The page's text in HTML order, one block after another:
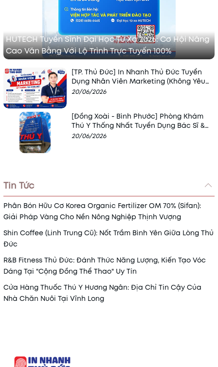
HUTECH Tuyển Sinh Đại Học Từ Xa 2026: Cơ Hội Nâng
Cao Văn Bằng Với Lộ Trình Trực Tuyến 100%
[TP. Thủ Đức] In Nhanh Thủ Đức Tuyển
Dụng Nhân Viên Marketing (Không Yêu
Cầu Kinh Nghiệm Cao)
20/06/2026
[Đồng Xoài - Bình Phước] Phòng Khám
Thú Y Thống Nhất Tuyển Dụng Bác Sĩ &
Trợ Lý
20/06/2026
Tin Tức
Phân Bón Hữu Cơ Korea Organic Fertilizer OM 70% (Sifan):
Giải Pháp Vàng Cho Nền Nông Nghiệp Thịnh Vượng
Shin Coffee (Linh Trung Cũ): Nốt Trầm Bình Yên Giữa Lòng Thủ
Đức
R&B Fitness Thủ Đức: Đánh Thức Năng Lượng, Kiến Tạo Vóc
Dáng Tại "Cộng Đồng Thể Thao" Uy Tín
Cửa Hàng Thuốc Thú Y Hương Ngân: Địa Chỉ Tin Cậy Của
Nhà Chăn Nuôi Tại Vĩnh Long